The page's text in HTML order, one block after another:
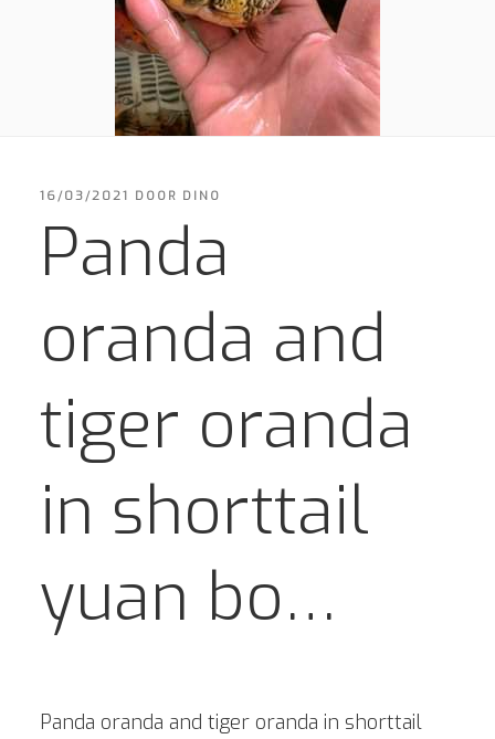
GEPLAATST
16/03/2021 DOOR DINO
Panda
oranda and
tiger oranda
in shorttail
yuan bo…
Panda oranda and tiger oranda in shorttail